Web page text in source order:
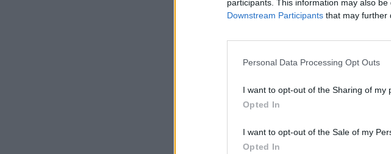
participants. This information may also
Downstream Participants that may further
Personal Data Processing Opt Outs
I want to opt-out of the Sharing of my
Opted In
I want to opt-out of the Sale of my
Opted In